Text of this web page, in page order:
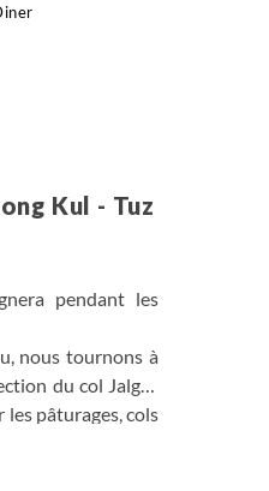
dans ce village
Kul - Tuz
pendant les
nous tournons à
du col Jalgyz
pâturages, cols